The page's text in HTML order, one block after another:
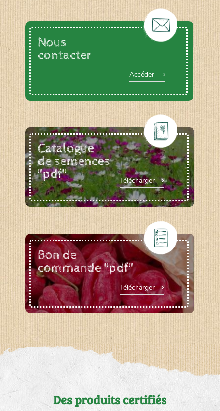
Nous
contacter
Accéder
Catalogue
de semences
"pdf"
Télécharger
Bon de
commande "pdf"
Télécharger
Des produits certifiés